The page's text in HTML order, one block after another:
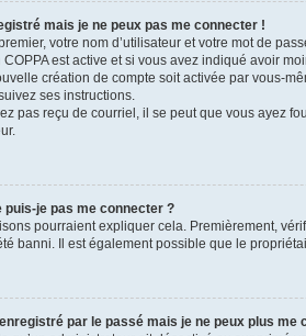
mais je ne peux pas me connecter !
votre nom d’utilisateur et votre mot de
est active et si vous avez indiqué avoir
création de compte soit activée par vous-
ses instructions.
pas reçu de courriel, il se peut que vous ayez
puis-je pas me connecter ?
pourraient expliquer cela. Premièrement,
banni. Il est également possible que le
par le passé mais je ne peux plus me